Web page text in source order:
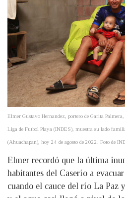
Elmer Gustavo Hernandez, portero de Garita
Liga de Futbol Playa (INDES), muestra su lado
(Ahuachapan), hoy 24 de agosto de 2022. Foto de
Elmer recordó que la última
habitantes del Caserío a
cuando el cauce del río La Paz